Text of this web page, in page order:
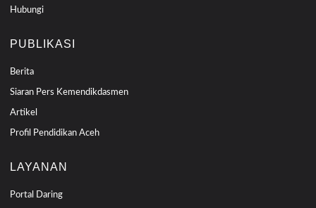
Hubungi
PUBLIKASI
Berita
Siaran Pers Kemendikdasmen
Artikel
Profil Pendidikan Aceh
LAYANAN
Portal Daring